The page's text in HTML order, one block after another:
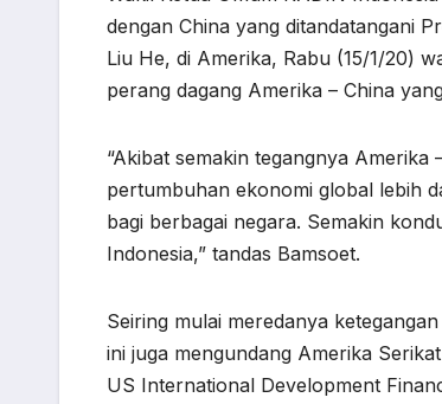
dengan China yang ditandatangani
Liu He, di Amerika, Rabu (15/1/20)
perang dagang Amerika – China
“Akibat semakin tegangnya
pertumbuhan ekonomi global lebih
bagi berbagai negara. Semakin
Indonesia,” tandas Bamsoet.
Seiring mulai meredanya
ini juga mengundang Amerika
US International Development